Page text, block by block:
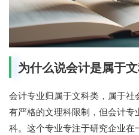
为什么说会计是属于
会计专业归属于文科类，属于
有严格的文理科限制，但会计
科。这个专业专注于研究企业